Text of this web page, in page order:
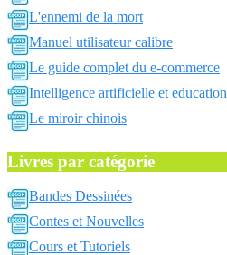
L'ennemi de la mort
Manuel utilisateur calibre
Le guide complet du e-commerce
Intelligence artificielle et education
Le miroir chinois
Livres par catégorie
Bandes Dessinées
Contes et Nouvelles
Cours et Tutoriels